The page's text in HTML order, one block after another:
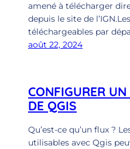
amené à télécharger
depuis le site de
téléchargeables par
août 22, 2024
CONFIGURER
DE QGIS
Qu’est-ce qu’un flux ?
utilisables avec Qgis